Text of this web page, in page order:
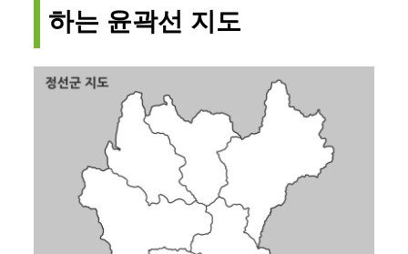
하는 윤곽선 지도